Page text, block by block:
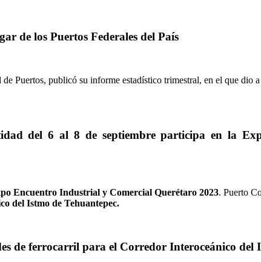
de los Puertos Federales del País
Puertos, publicó su informe estadístico trimestral, en el que dio
del 6 al 8 de septiembre participa en la
Encuentro Industrial y Comercial Querétaro 2023. Puerto
del Istmo de Tehuantepec.
de ferrocarril para el Corredor Interoceánico del